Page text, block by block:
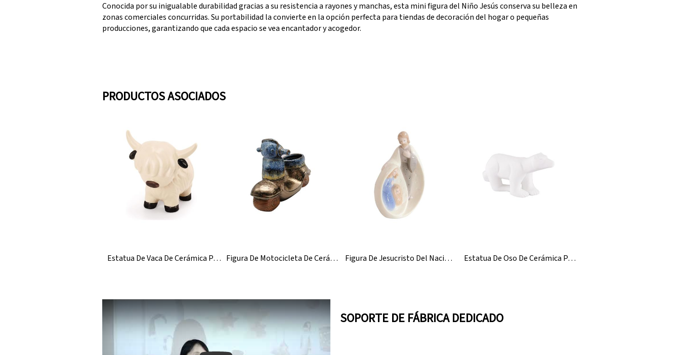
Conocida por su inigualable durabilidad gracias a su resistencia a rayones y manchas, esta mini figura del Niño Jesús conserva su belleza en
zonas comerciales concurridas. Su portabilidad la convierte en la opción perfecta para tiendas de decoración del hogar o pequeñas
producciones, garantizando que cada espacio se vea encantador y acogedor.
PRODUCTOS ASOCIADOS
Estatua De Vaca De Cerámica Para Decoración Del Hogar Figura De Motocicleta De Cerámica Rústica Para Decoración Del Hogar Figura De Jesucristo Del Nacimiento Del Niño De Porcelana Cerámica Estatua De Oso De Cerámica Para Interiores Y Exteriores
SOPORTE DE FÁBRICA DEDICADO